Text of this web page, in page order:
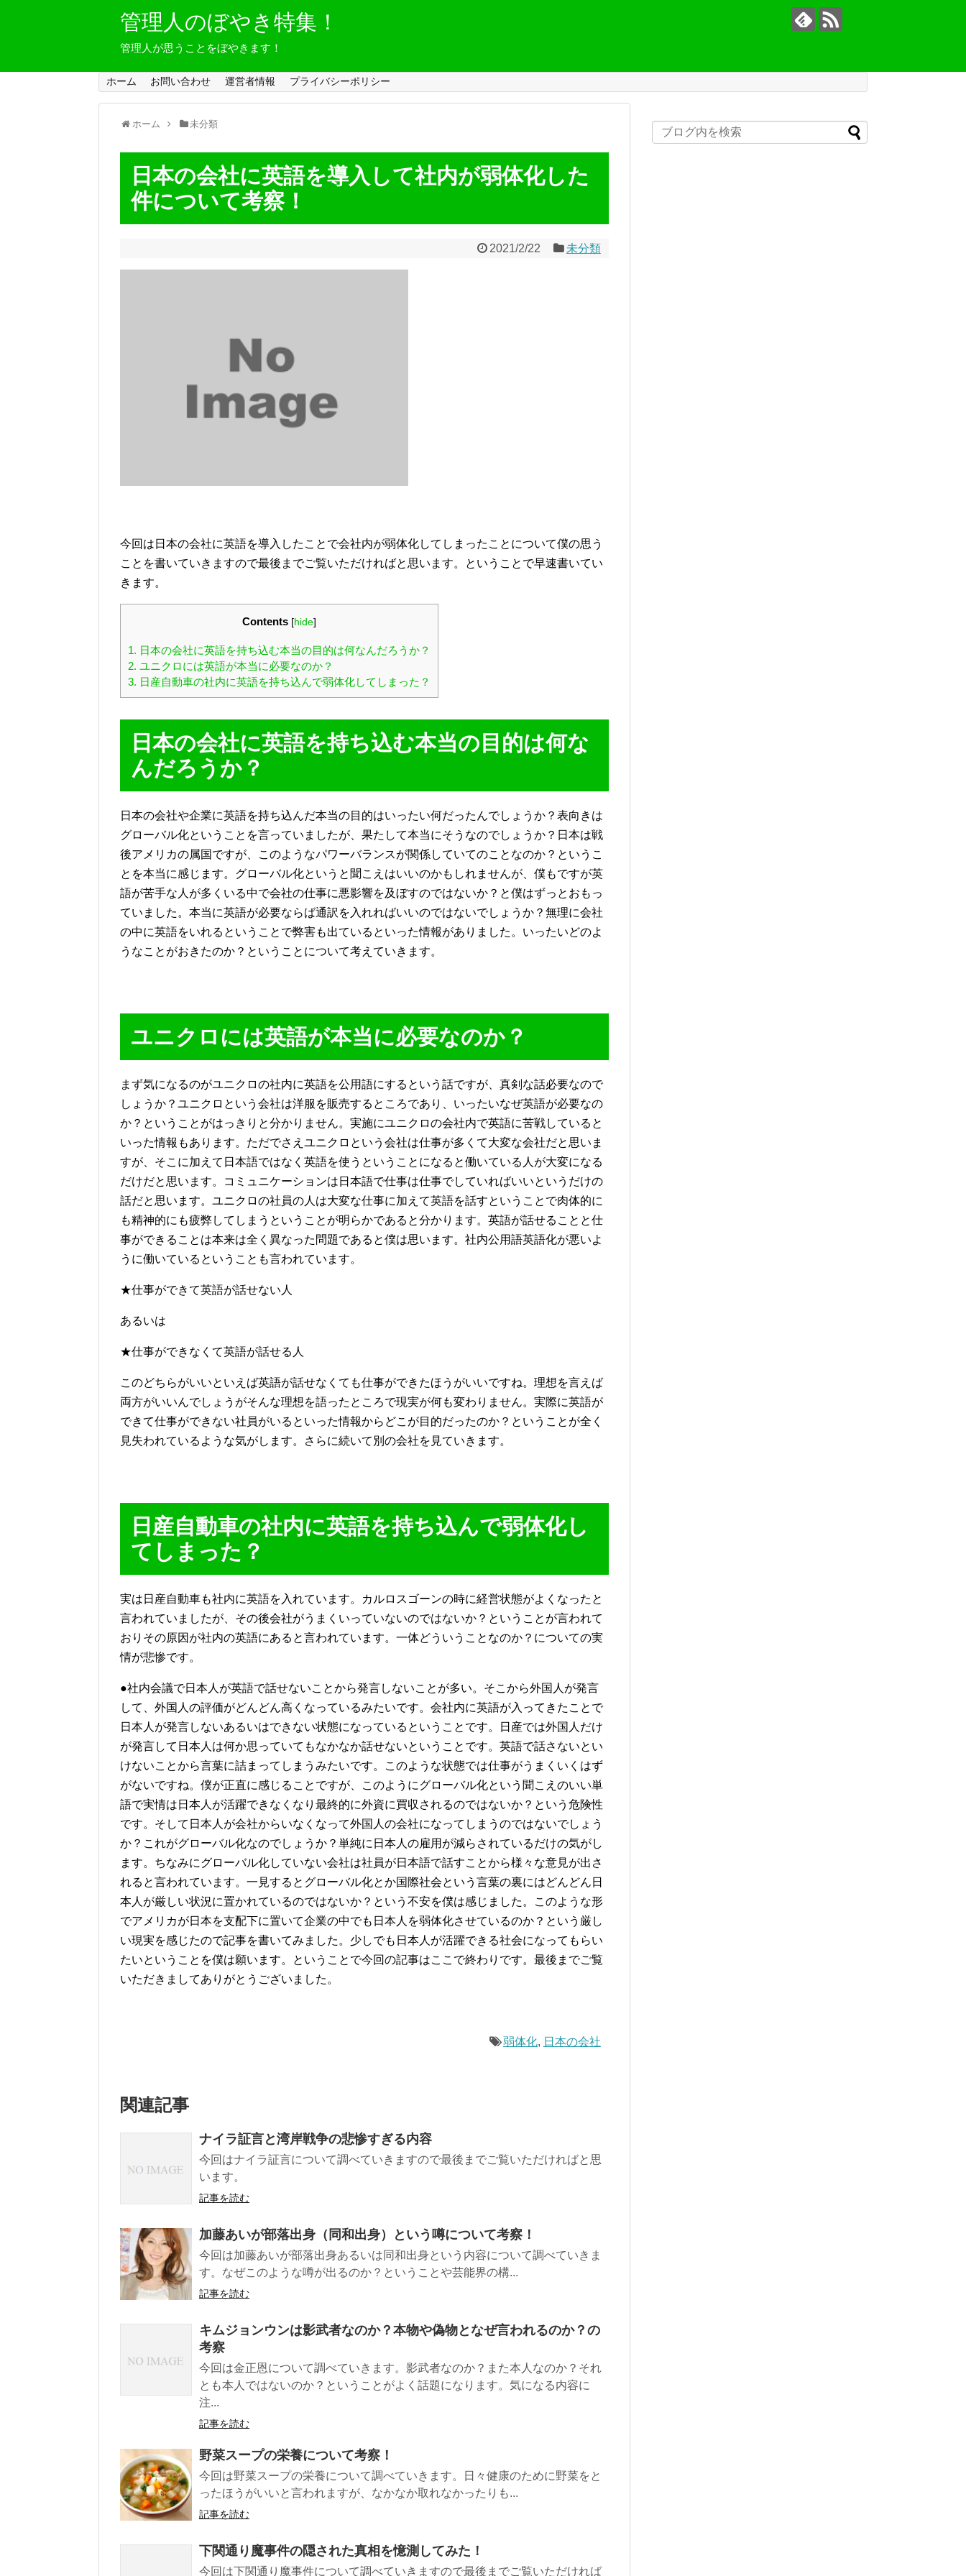
管理人のぼやき特集！
管理人が思うことをぼやきます！
ホーム お問い合わせ 運営者情報 プライバシーポリシー
ホーム 未分類
日本の会社に英語を導入して社内が弱体化した
件について考察！
2021/2/22 未分類
今回は日本の会社に英語を導入したことで会社内が弱体化してしまったことについて僕の思う
ことを書いていきますので最後までご覧いただければと思います。ということで早速書いてい
きます。
Contents [hide]
1. 日本の会社に英語を持ち込む本当の目的は何なんだろうか？
2. ユニクロには英語が本当に必要なのか？
3. 日産自動車の社内に英語を持ち込んで弱体化してしまった？
日本の会社に英語を持ち込む本当の目的は何な
んだろうか？
日本の会社や企業に英語を持ち込んだ本当の目的はいったい何だったんでしょうか？表向きは
グローバル化ということを言っていましたが、果たして本当にそうなのでしょうか？日本は戦
後アメリカの属国ですが、このようなパワーバランスが関係していてのことなのか？というこ
とを本当に感じます。グローバル化というと聞こえはいいのかもしれませんが、僕もですが英
語が苦手な人が多くいる中で会社の仕事に悪影響を及ぼすのではないか？と僕はずっとおもっ
ていました。本当に英語が必要ならば通訳を入れればいいのではないでしょうか？無理に会社
の中に英語をいれるということで弊害も出ているといった情報がありました。いったいどのよ
うなことがおきたのか？ということについて考えていきます。
ユニクロには英語が本当に必要なのか？
まず気になるのがユニクロの社内に英語を公用語にするという話ですが、真剣な話必要なので
しょうか？ユニクロという会社は洋服を販売するところであり、いったいなぜ英語が必要なの
か？ということがはっきりと分かりません。実施にユニクロの会社内で英語に苦戦していると
いった情報もあります。ただでさえユニクロという会社は仕事が多くて大変な会社だと思いま
すが、そこに加えて日本語ではなく英語を使うということになると働いている人が大変になる
だけだと思います。コミュニケーションは日本語で仕事は仕事でしていればいいというだけの
話だと思います。ユニクロの社員の人は大変な仕事に加えて英語を話すということで肉体的に
も精神的にも疲弊してしまうということが明らかであると分かります。英語が話せることと仕
事ができることは本来は全く異なった問題であると僕は思います。社内公用語英語化が悪いよ
うに働いているということも言われています。
★仕事ができて英語が話せない人
あるいは
★仕事ができなくて英語が話せる人
このどちらがいいといえば英語が話せなくても仕事ができたほうがいいですね。理想を言えば
両方がいいんでしょうがそんな理想を語ったところで現実が何も変わりません。実際に英語が
できて仕事ができない社員がいるといった情報からどこが目的だったのか？ということが全く
見失われているような気がします。さらに続いて別の会社を見ていきます。
日産自動車の社内に英語を持ち込んで弱体化し
てしまった？
実は日産自動車も社内に英語を入れています。カルロスゴーンの時に経営状態がよくなったと
言われていましたが、その後会社がうまくいっていないのではないか？ということが言われて
おりその原因が社内の英語にあると言われています。一体どういうことなのか？についての実
情が悲惨です。
●社内会議で日本人が英語で話せないことから発言しないことが多い。そこから外国人が発言
して、外国人の評価がどんどん高くなっているみたいです。会社内に英語が入ってきたことで
日本人が発言しないあるいはできない状態になっているということです。日産では外国人だけ
が発言して日本人は何か思っていてもなかなか話せないということです。英語で話さないとい
けないことから言葉に詰まってしまうみたいです。このような状態では仕事がうまくいくはず
がないですね。僕が正直に感じることですが、このようにグローバル化という聞こえのいい単
語で実情は日本人が活躍できなくなり最終的に外資に買収されるのではないか？という危険性
です。そして日本人が会社からいなくなって外国人の会社になってしまうのではないでしょう
か？これがグローバル化なのでしょうか？単純に日本人の雇用が減らされているだけの気がし
ます。ちなみにグローバル化していない会社は社員が日本語で話すことから様々な意見が出さ
れると言われています。一見するとグローバル化とか国際社会という言葉の裏にはどんどん日
本人が厳しい状況に置かれているのではないか？という不安を僕は感じました。このような形
でアメリカが日本を支配下に置いて企業の中でも日本人を弱体化させているのか？という厳し
い現実を感じたので記事を書いてみました。少しでも日本人が活躍できる社会になってもらい
たいということを僕は願います。ということで今回の記事はここで終わりです。最後までご覧
いただきましてありがとうございました。
弱体化, 日本の会社
関連記事
ナイラ証言と湾岸戦争の悲惨すぎる内容
今回はナイラ証言について調べていきますので最後までご覧いただければと思
います。
記事を読む
加藤あいが部落出身（同和出身）という噂について考察！
今回は加藤あいが部落出身あるいは同和出身という内容について調べていきま
す。なぜこのような噂が出るのか？ということや芸能界の構...
記事を読む
キムジョンウンは影武者なのか？本物や偽物となぜ言われるのか？の
考察
今回は金正恩について調べていきます。影武者なのか？また本人なのか？それ
とも本人ではないのか？ということがよく話題になります。気になる内容に
注...
記事を読む
野菜スープの栄養について考察！
今回は野菜スープの栄養について調べていきます。日々健康のために野菜をと
ったほうがいいと言われますが、なかなか取れなかったりも...
記事を読む
下関通り魔事件の隠された真相を憶測してみた！
今回は下関通り魔事件について調べていきますので最後までご覧いただければ